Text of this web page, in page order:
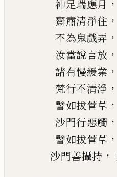
神足瑞應月 ，
齋肅清淨住 ，
不為鬼戲弄 ，
汝當說言放 ，
諸有慢緩業 ，
梵行不清淨 ，
譬如拔菅草 ，
沙門行惡觸 ，
譬如拔菅草 ，
沙門善攝持 ，